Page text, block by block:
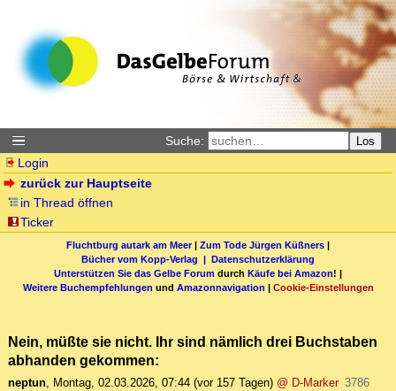
Suche: Los
Login
zurück zur Hauptseite
in Thread öffnen
Ticker
Fluchtburg autark am Meer| Zum Tode Jürgen Küßners |
Bücher vom Kopp-Verlag | Datenschutzerklärung
Unterstützen Sie das Gelbe Forum durch Käufe bei Amazon! |
Weitere Buchempfehlungen und Amazonnavigation | Cookie-Einstellungen
Nein, müßte sie nicht. Ihr sind nämlich drei Buchstaben
abhanden gekommen:
neptun, Montag, 02.03.2026, 07:44 (vor 157 Tagen) @ D-Marker 3786